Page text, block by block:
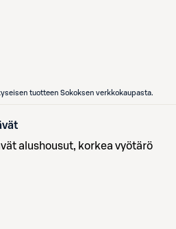
tuotteen Sokoksen verkkokaupasta.
alushousut, korkea vyötärö